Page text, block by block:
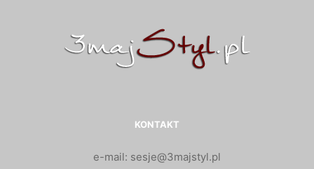
KONTAKT
e-mail: sesje@3majstyl.pl